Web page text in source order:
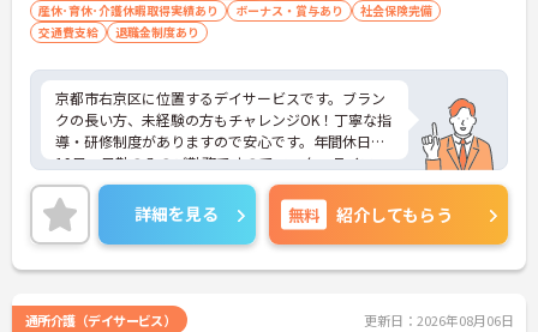
産休･育休･介護休暇取得実績あり
ボーナス・賞与あり
社会保険完備
交通費支給
退職金制度あり
京都市右京区に位置するデイサービスです。ブラン
クの長い方、未経験の方もチャレンジOK！丁寧な指
導・研修制度がありますので安心です。年間休日は1
19日、日勤のみのご勤務ですのでワーク・ライフ・
バランスも実現しやすいです。ご興味ある方には、
面接対策ポイントなど、さらに詳細をお話しいたし
ますのでお気軽にご相談ください！
詳細を見る 無料 紹介してもらう
通所介護（デイサービス） 更新日：2026年08月06日